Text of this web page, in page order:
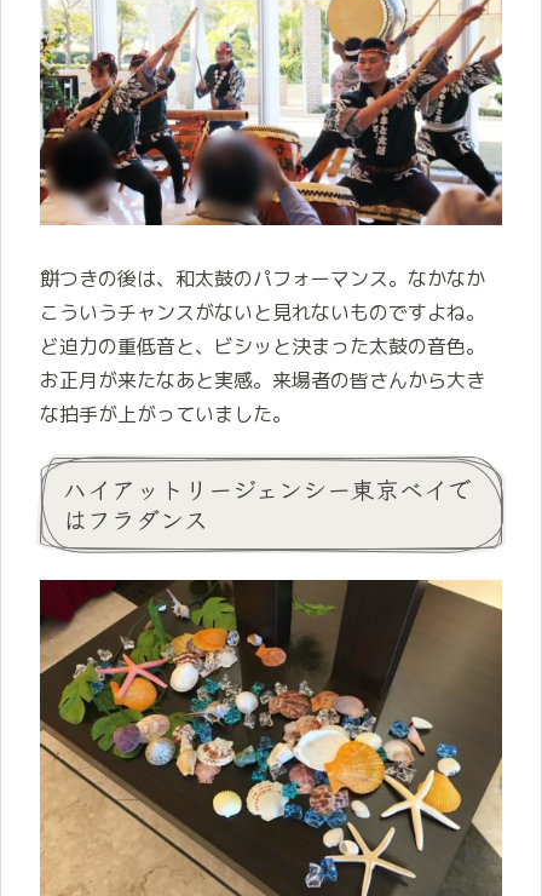
餅つきの後は、和太鼓のパフォーマンス。なかなか
こういうチャンスがないと見れないものですよね。
ど迫力の重低音と、ビシッと決まった太鼓の音色。
お正月が来たなあと実感。来場者の皆さんから大き
な拍手が上がっていました。
ハイアットリージェンシー東京ベイで
はフラダンス